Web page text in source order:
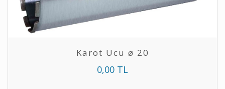
Karot Ucu ø 20
0,00 TL